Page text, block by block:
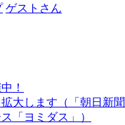
ゲストさん
！
大します（「朝日新聞
「ヨミダス」）